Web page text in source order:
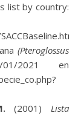
list by country:
(Pteroglossus
2021 en
(2001)Lista